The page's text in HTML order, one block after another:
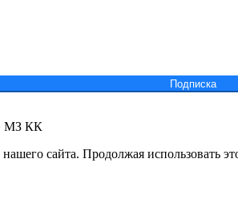
Подпиcка
МЗ КК
сайта. Продолжая использовать